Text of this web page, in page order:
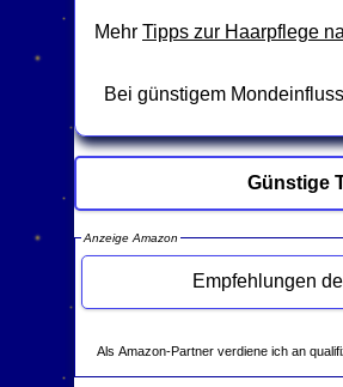
Mehr Tipps zur Haarpflege
Bei günstigem
Günstige
Anzeige Amazon
Als Amazon-Partner verdiene ich an